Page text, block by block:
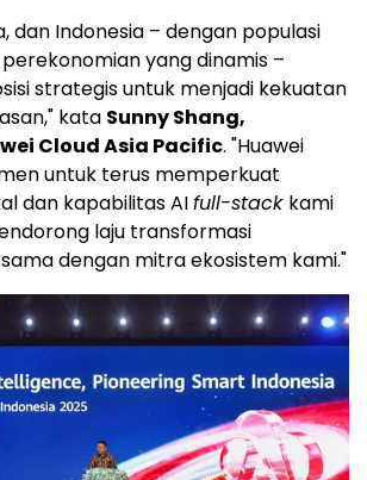
dan Indonesia – dengan populasi
yang dinamis –
strategis untuk menjadi kekuatan
kata Sunny Shang,
Cloud Asia Pacific. "Huawei
untuk terus memperkuat
dan kapabilitas AIfull-stack kami
laju transformasi
dengan mitra ekosistem kami."